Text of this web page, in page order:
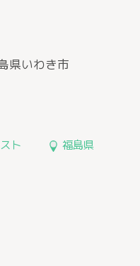
県いわき市
ト 福島県